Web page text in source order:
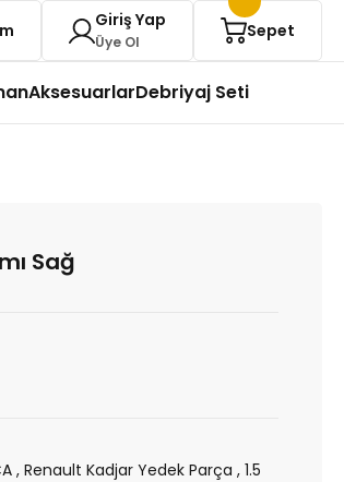
Giriş Yap
Üye Ol
Sepet
AksesuarlarDebriyaj Seti
Sağ
,Renault Kadjar Yedek Parça ,1.5